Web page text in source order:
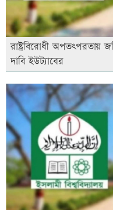
রাষ্ট্রবিরোধী অপতৎপরতায়
দাবি ইউট্যাবের